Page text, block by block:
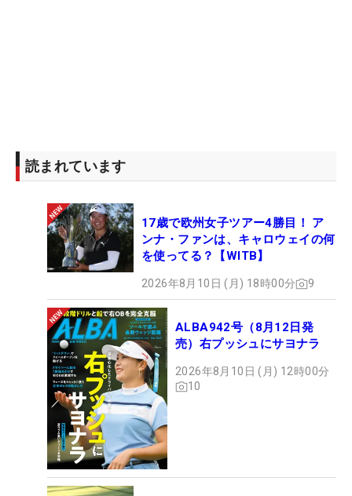
98年大会は第2ラウンド終了後に悪天候で中止され
たが、8月に第3ラウンドが行われ54ホールで競技が
成立した。そのときはフィル・ミケルソン（米国）
が優勝したが、タイガー・ウッズ（米国）は日程が
合わず大会には戻れなかった。
日本勢でただ一人出場している松山英樹は現在トー
タルイーブンパーで71位タイ、第3ラウンドで
「60」をマークしたウィンダム・クラーク（米国）
がトータル17アンダーでトップに立っている。
（文・武川玲子＝米国在住）
読まれています
17歳で欧州女子ツアー4勝目！ ア
ンナ・ファンは、キャロウェイの何
を使ってる？【WITB】
2026年8月10日 (月) 18時00分 9
ALBA942号（8月12日発
売）右プッシュにサヨナラ
2026年8月10日 (月) 12時00分
10